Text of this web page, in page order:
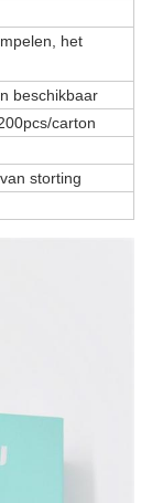
het
beschikbaar
carton
storting